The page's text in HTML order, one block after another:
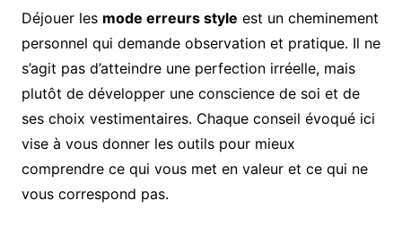
Déjouer les mode erreurs style est un cheminement
personnel qui demande observation et pratique. Il ne
s’agit pas d’atteindre une perfection irréelle, mais
plutôt de développer une conscience de soi et de
ses choix vestimentaires. Chaque conseil évoqué ici
vise à vous donner les outils pour mieux
comprendre ce qui vous met en valeur et ce qui ne
vous correspond pas.